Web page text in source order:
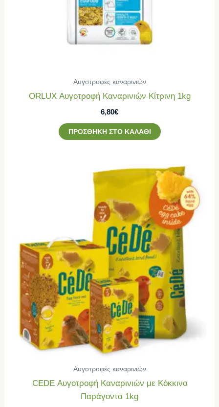
Αυγοτροφές καναρινιών
ORLUX Αυγοτροφή Καναρινιών Κίτρινη 1kg
6,80€
ΠΡΟΣΘΉΚΗ ΣΤΟ ΚΑΛΆΘΙ
Αυγοτροφές καναρινιών
CEDE Αυγοτροφή Καναρινιών με Κόκκινο
Παράγοντα 1kg